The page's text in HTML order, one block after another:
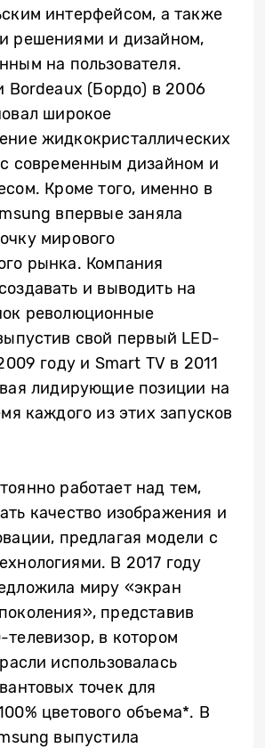
интерфейсом, а также
решениями и дизайном,
на пользователя.
Bordeaux (Бордо) в 2006
широкое
жидкокристаллических
современным дизайном и
Кроме того, именно в
впервые заняла
мирового
рынка. Компания
и выводить на
революционные
свой первый LED-
году и Smart TV в 2011
лидирующие позиции на
каждого из этих запусков
работает над тем,
качество изображения и
предлагая модели с
В 2017 году
миру «экран
представив
телевизор, в котором
использовалась
точек для
цветового объема*. В
выпустила